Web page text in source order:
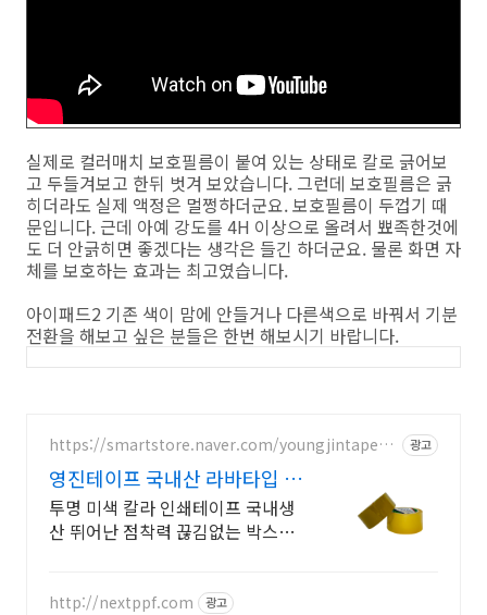
실제로 컬러매치 보호필름이 붙여 있는 상태로 칼로 긁어보
고 두들겨보고 한뒤 벗겨 보았습니다. 그런데 보호필름은 긁
히더라도 실제 액정은 멀쩡하더군요. 보호필름이 두껍기 때
문입니다. 근데 아예 강도를 4H 이상으로 올려서 뾰족한것에
도 더 안긁히면 좋겠다는 생각은 들긴 하더군요. 물론 화면 자
체를 보호하는 효과는 최고였습니다.
아이패드2 기존 색이 맘에 안들거나 다른색으로 바꿔서 기분
전환을 해보고 싶은 분들은 한번 해보시기 바랍니다.
https://smartstore.naver.com/youngjintape_
광고
영진테이프 국내산 라바타입 고
퀄리티 선명한 색감
투명 미색 칼라 인쇄테이프 국내생
산 뛰어난 점착력 끊김없는 박스테
http://nextppf.com 광고